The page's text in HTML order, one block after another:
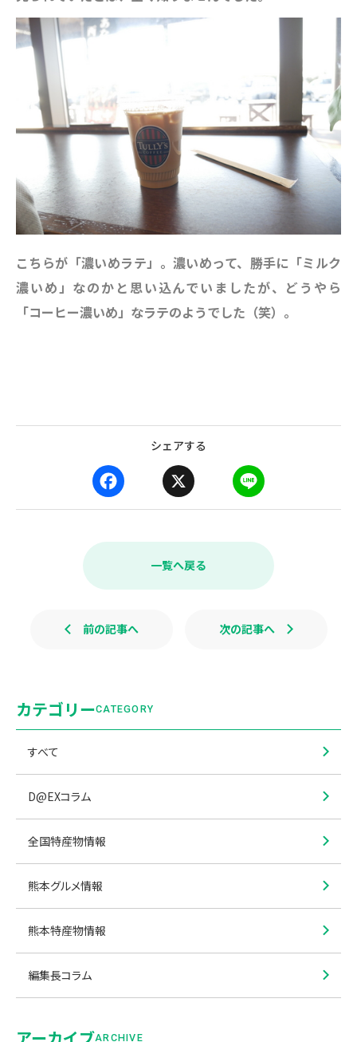
こちらが「濃いめラテ」。濃いめって、勝手に「ミルク
濃いめ」なのかと思い込んでいましたが、どうやら
「コーヒー濃いめ」なラテのようでした（笑）。
シェアする
a
e
k
i
e
一覧へ戻る
前の記事へ 次の記事へ
カテゴリーCATEGORY
すべて
D@EXコラム
全国特産物情報
熊本グルメ情報
熊本特産物情報
編集長コラム
ARCHIVE